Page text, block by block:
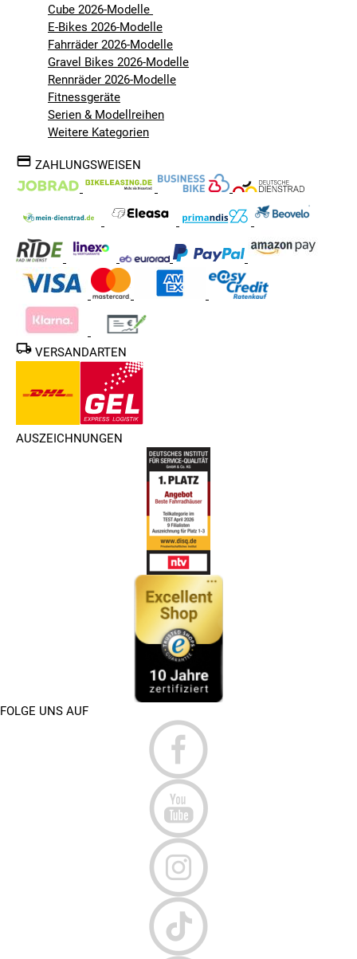
Cube 2026-Modelle
E-Bikes 2026-Modelle
Fahrräder 2026-Modelle
Gravel Bikes 2026-Modelle
Rennräder 2026-Modelle
Fitnessgeräte
Serien & Modellreihen
Weitere Kategorien
ZAHLUNGSWEISEN
VERSANDARTEN
AUSZEICHNUNGEN
FOLGE UNS AUF